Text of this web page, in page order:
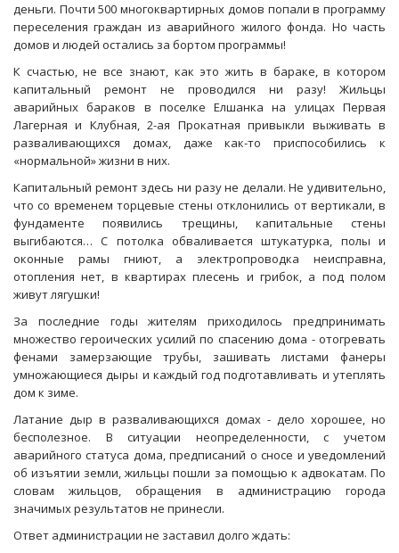
деньги. Почти 500 многоквартирных домов попали в программу
переселения граждан из аварийного жилого фонда. Но часть
домов и людей остались за бортом программы!
К счастью, не все знают, как это жить в бараке, в котором
капитальный ремонт не проводился ни разу! Жильцы
аварийных бараков в поселке Елшанка на улицах Первая
Лагерная и Клубная, 2-ая Прокатная привыкли выживать в
разваливающихся домах, даже как-то приспособились к
«нормальной» жизни в них.
Капитальный ремонт здесь ни разу не делали. Не удивительно,
что со временем торцевые стены отклонились от вертикали, в
фундаменте появились трещины, капитальные стены
выгибаются… С потолка обваливается штукатурка, полы и
оконные рамы гниют, а электропроводка неисправна,
отопления нет, в квартирах плесень и грибок, а под полом
живут лягушки!
За последние годы жителям приходилось предпринимать
множество героических усилий по спасению дома - отогревать
фенами замерзающие трубы, зашивать листами фанеры
умножающиеся дыры и каждый год подготавливать и утеплять
дом к зиме.
Латание дыр в разваливающихся домах - дело хорошее, но
бесполезное. В ситуации неопределенности, с учетом
аварийного статуса дома, предписаний о сносе и уведомлений
об изъятии земли, жильцы пошли за помощью к адвокатам. По
словам жильцов, обращения в администрацию города
значимых результатов не принесли.
Ответ администрации не заставил долго ждать: